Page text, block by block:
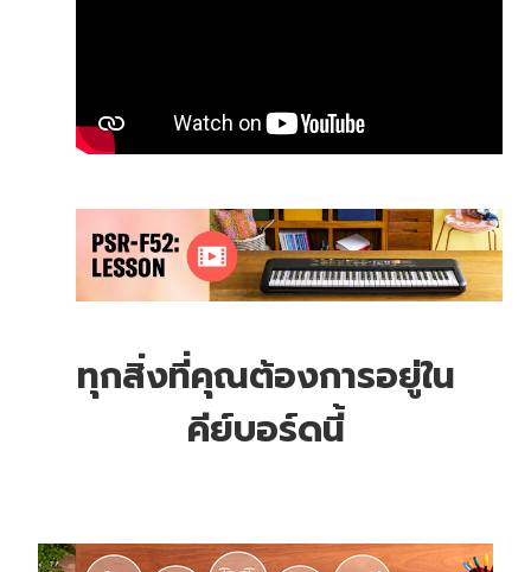
ทุกสิ่งที่คุณต้องการอยู่ใน
คีย์บอร์ดนี้